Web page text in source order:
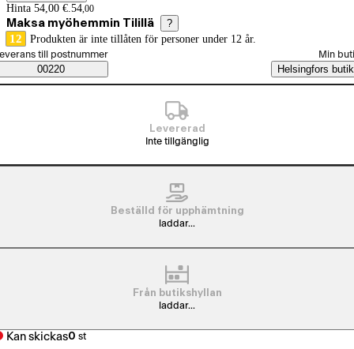
Prisinformation
Hinta 54,00 €. 54,00
Maksa myöhemmin Tilillä ?
12 Produkten är inte tillåten för personer under 12 år.
Saatavuustiedot
beställningssätt
till postnummer
00220
Min
Helsingfors butik
Levererad
Inte tillgänglig
Beställd för upphämtning
laddar...
Från butikshyllan
laddar...
Kan skickas0 st